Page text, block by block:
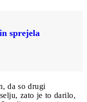
sprejela
da so drugi
zato je to darilo,